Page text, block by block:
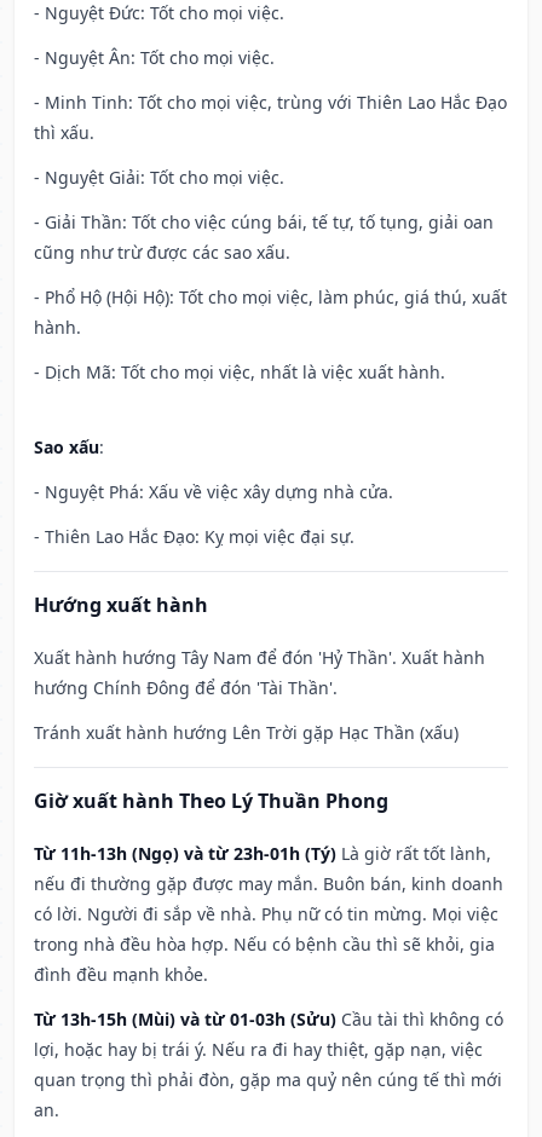
- Nguyệt Đức: Tốt cho mọi việc.
- Nguyệt Ân: Tốt cho mọi việc.
- Minh Tinh: Tốt cho mọi việc, trùng với Thiên Lao Hắc Đạo
thì xấu.
- Nguyệt Giải: Tốt cho mọi việc.
- Giải Thần: Tốt cho việc cúng bái, tế tự, tố tụng, giải oan
cũng như trừ được các sao xấu.
- Phổ Hộ (Hội Hộ): Tốt cho mọi việc, làm phúc, giá thú, xuất
hành.
- Dịch Mã: Tốt cho mọi việc, nhất là việc xuất hành.
Sao xấu:
- Nguyệt Phá: Xấu về việc xây dựng nhà cửa.
- Thiên Lao Hắc Đạo: Kỵ mọi việc đại sự.
Hướng xuất hành
Xuất hành hướng Tây Nam để đón 'Hỷ Thần'. Xuất hành
hướng Chính Đông để đón 'Tài Thần'.
Tránh xuất hành hướng Lên Trời gặp Hạc Thần (xấu)
Giờ xuất hành Theo Lý Thuần Phong
Từ 11h-13h (Ngọ) và từ 23h-01h (Tý) Là giờ rất tốt lành,
nếu đi thường gặp được may mắn. Buôn bán, kinh doanh
có lời. Người đi sắp về nhà. Phụ nữ có tin mừng. Mọi việc
trong nhà đều hòa hợp. Nếu có bệnh cầu thì sẽ khỏi, gia
đình đều mạnh khỏe.
Từ 13h-15h (Mùi) và từ 01-03h (Sửu) Cầu tài thì không có
lợi, hoặc hay bị trái ý. Nếu ra đi hay thiệt, gặp nạn, việc
quan trọng thì phải đòn, gặp ma quỷ nên cúng tế thì mới
an.